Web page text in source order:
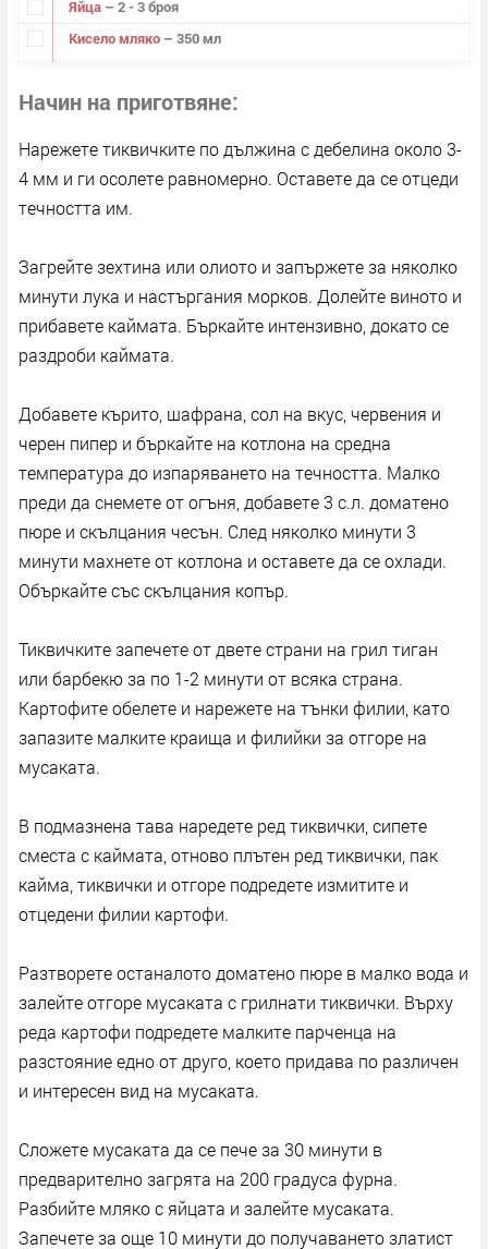
Яйцa – 2 - 3 броя
Кисело мляко – 350 мл
Начин на приготвяне
Нарежете тиквичките по дължина с дебелина около 3-
4 мм и ги осолете равномерно. Оставете да се отцеди
течността им.
Загрейте зехтина или олиото и запържете за няколко
минути лука и настъргания морков. Долейте виното и
прибавете каймата. Бъркайте интензивно, докато се
раздроби каймата.
Добавете кърито, шафрана, сол на вкус, червения и
черен пипер и бъркайте на котлона на средна
температура до изпаряването на течността. Малко
преди да снемете от огъня, добавете 3 с.л. доматено
пюре и скълцания чесън. След няколко минути 3
минути махнете от котлона и оставете да се охлади.
Объркайте със скълцания копър.
Тиквичките запечете от двете страни на грил тиган
или барбекю за по 1-2 минути от всяка страна.
Картофите обелете и нарежете на тънки филии, като
запазите малките краища и филийки за отгоре на
мусаката.
В подмазнена тава наредете ред тиквички, сипете
сместа с каймата, отново плътен ред тиквички, пак
кайма, тиквички и отгоре подредете измитите и
отцедени филии картофи.
Разтворете останалото доматено пюре в малко вода и
залейте отгоре мусаката с грилнати тиквички. Върху
реда картофи подредете малките парченца на
разстояние едно от друго, което придава по различен
и интересен вид на мусаката.
Сложете мусаката да се пече за 30 минути в
предварително загрята на 200 градуса фурна.
Разбийте мляко с яйцата и залейте мусаката.
Запечете за още 10 минути до получаването златист